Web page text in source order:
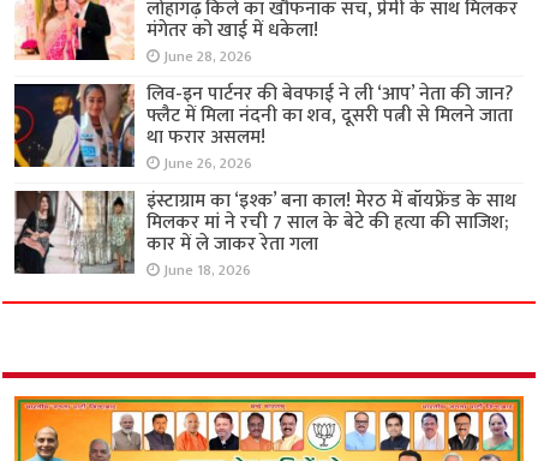
लोहागढ़ किले का खौफनाक सच, प्रेमी के साथ मिलकर
मंगेतर को खाई में धकेला!
June 28, 2026
लिव-इन पार्टनर की बेवफाई ने ली ‘आप’ नेता की जान?
फ्लैट में मिला नंदनी का शव, दूसरी पत्नी से मिलने जाता
था फरार असलम!
June 26, 2026
इंस्टाग्राम का ‘इश्क’ बना काल! मेरठ में बॉयफ्रेंड के साथ
मिलकर मां ने रची 7 साल के बेटे की हत्या की साजिश;
कार में ले जाकर रेता गला
June 18, 2026